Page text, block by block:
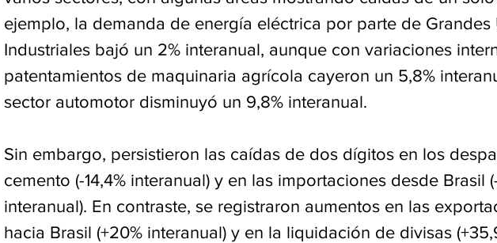
ejemplo, la demanda de energía eléctrica por parte de Grandes
Industriales bajó un 2% interanual, aunque con variaciones
patentamientos de maquinaria agrícola cayeron un 5,8%
sector automotor disminuyó un 9,8% interanual.
Sin embargo, persistieron las caídas de dos dígitos en los
cemento (-14,4% interanual) y en las importaciones desde Brasil
interanual). En contraste, se registraron aumentos en las
hacia Brasil (+20% interanual) y en la liquidación de divisas